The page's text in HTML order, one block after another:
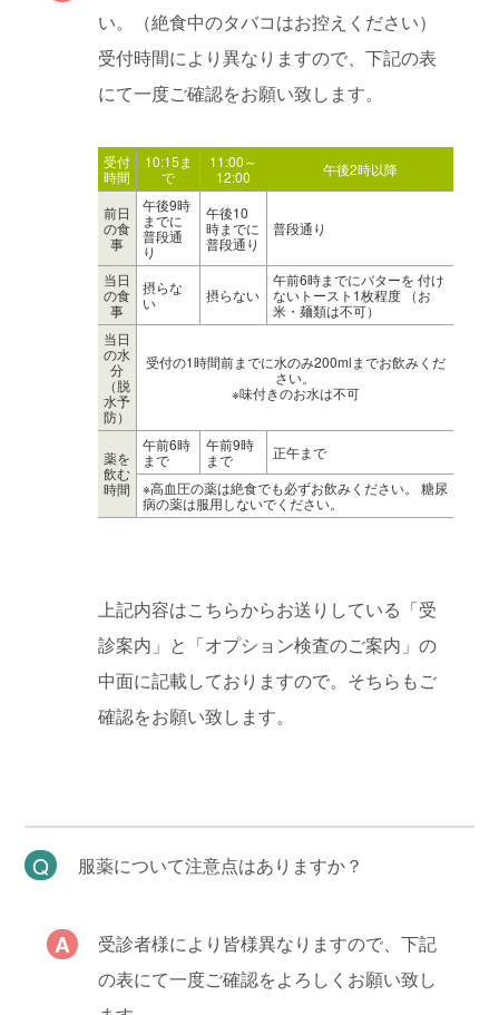
い。（絶食中のタバコはお控えください）
受付時間により異なりますので、下記の表
にて一度ご確認をお願い致します。
受付
時間
10:15ま
で
11:00～
12:00
午後2時以降
前日
の食
事
午後9時
までに
普段通
り
午後10
時までに
普段通り
普段通り
当日
の食
事
摂らな
い
摂らない
午前6時までにバターを 付け
ないトースト1枚程度 （お
米・麺類は不可）
当日
の水
分
（脱
水予
防）
受付の1時間前までに水のみ200mlまでお飲みくだ
さい。
※味付きのお水は不可
薬を
飲む
時間
午前6時
まで
午前9時
まで
正午まで
※高血圧の薬は絶食でも必ずお飲みください。 糖尿
病の薬は服用しないでください。
上記内容はこちらからお送りしている「受
診案内」と「オプション検査のご案内」の
中面に記載しておりますので。そちらもご
確認をお願い致します。
服薬について注意点はありますか？
受診者様により皆様異なりますので、下記
の表にて一度ご確認をよろしくお願い致し